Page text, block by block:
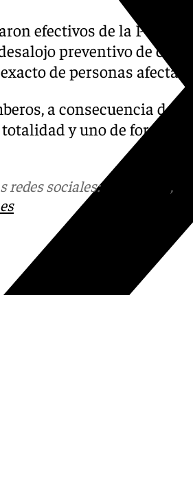
efectivos de la Policía
preventivo de
de personas
a consecuencia
totalidad y uno de forma
redes sociales:Instagram ,